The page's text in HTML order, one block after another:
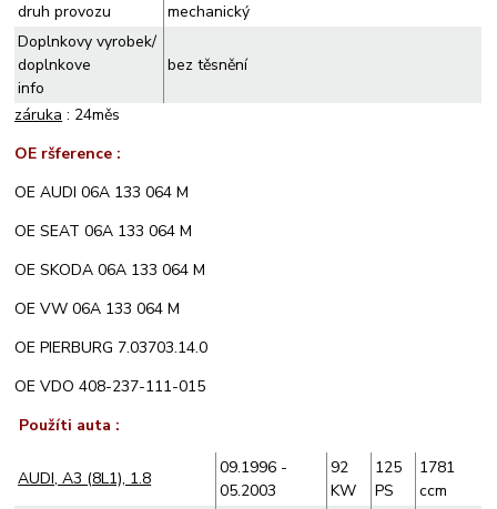
druh provozu
mechanický
Doplnkovy vyrobek/
doplnkove
info
bez těsnění
záruka : 24měs
OE ršference :
OE AUDI 06A 133 064 M
OE SEAT 06A 133 064 M
OE SKODA 06A 133 064 M
OE VW 06A 133 064 M
OE PIERBURG 7.03703.14.0
OE VDO 408-237-111-015
Použíti auta :
AUDI, A3 (8L1), 1.8
09.1996 -
05.2003
92
KW
125
PS
1781
ccm